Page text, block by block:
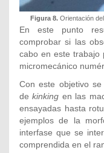
Figura 8. Orientación
En este punto
comprobar si las
cabo en este trabajo
micromecánico
Con este objetivo
dekinking en las
ensayadas hasta
ejemplos de la
interfase que se
comprendida en el